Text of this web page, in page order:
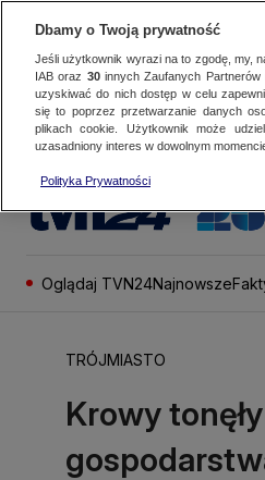
Oglądaj TVN24Najnowsze
TRÓJMIASTO
Krowy
Dbamy o Twoją prywatność
Jeśli użytkownik wyrazi na to zgodę, my,
IAB oraz 30innych Zaufanych Partnerów
uzyskiwać do nich dostęp w celu
się to poprzez przetwarzanie danych
plikach cookie. Użytkownik może
uzasadniony interes w dowolnym
Polityka Prywatności